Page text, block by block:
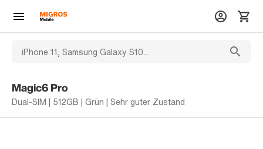
Magic6 Pro
Dual-SIM | 512GB | Grün | Sehr guter Zustand